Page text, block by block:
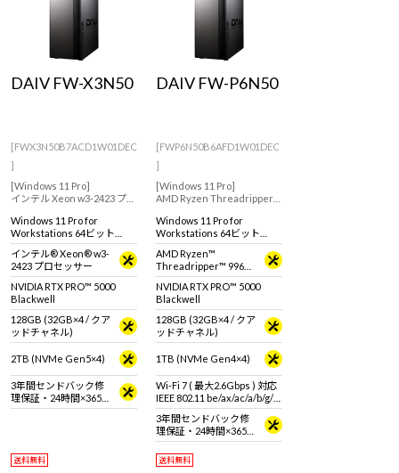
ディスプレイ
Windows 11 |Copilot+ PC
|Copilot+ PC
AIおすすめパソコン
Windows 11 |Copilot+ PC
DAIV FW-X3N50
[FWX3N50B7ACD1W01DEC
]
[Windows 11 Pro]
インテル Xeon w3-2423 プロ
フェッショナルグラフィッ
クス搭載した、クリエイタ
ー向けワークステーション
Windows 11 Pro for
Workstations 64ビット
(DSP)
インテル® Xeon® w3-
2423 プロセッサー
NVIDIA RTX PRO™ 5000
Blackwell
128GB (32GB×4 / クア
ッドチャネル)
2TB (NVMe Gen5×4)
3年間センドバック修
理保証・24時間×365
日電話サポート
送料無料
DAIV FW-P6N50
[FWP6N50B6AFD1W01DEC
]
[Windows 11 Pro]
AMD Ryzen Threadripper
RTX PRO 5000 Blackwellを
搭載したワークステーショ
ンモデル
Windows 11 Pro for
Workstations 64ビット
(DSP)
AMD Ryzen™
Threadripper™ 9960X
プロセッサ
NVIDIA RTX PRO™ 5000
Blackwell
128GB (32GB×4 / クア
ッドチャネル)
1TB (NVMe Gen4×4)
Wi-Fi 7 ( 最大2.6Gbps ) 対応
IEEE 802.11 be/ax/ac/a/b/g/n
準拠 ＋ Bluetooth 5内蔵
3年間センドバック修
理保証・24時間×365
日電話サポート
送料無料